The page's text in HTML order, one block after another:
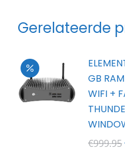
Gerelateerde
GB
WIFI +
€999.95